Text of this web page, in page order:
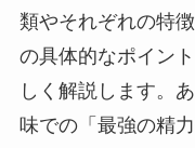
類やそれぞれの特
の具体的なポイン
しく解説します。
味での「最強の精